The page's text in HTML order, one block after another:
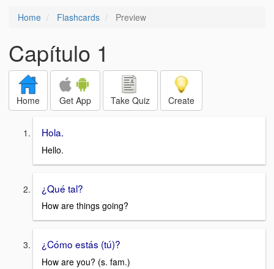
Home Flashcards Preview
Capítulo 1
Home Get App Take Quiz Create
Hola.
Hello.
¿Qué tal?
How are things going?
¿Cómo estás (tú)?
How are you? (s. fam.)